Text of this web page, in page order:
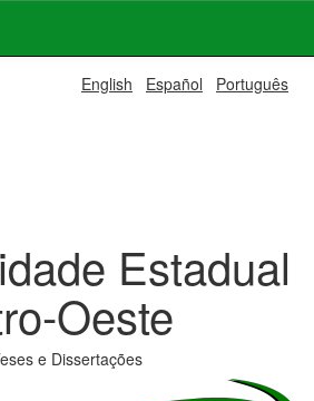
English Español Português
Estadual
Oeste
e Dissertações